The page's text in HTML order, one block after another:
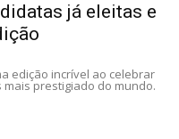
já eleitas e
edição incrível ao celebrar
mais prestigiado do mundo.